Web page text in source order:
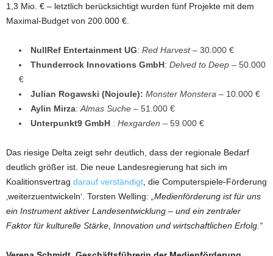
1,3 Mio. € – letztlich berücksichtigt wurden fünf Projekte mit dem
Maximal-Budget von 200.000 €.
NullRef Entertainment UG: Red Harvest– 30.000 €
Thunderrock Innovations GmbH: Delved to Deep – 50.000
€
Julian Rogawski (Nojoule): Monster Monstera – 10.000 €
Aylin Mirza: Almas Suche – 51.000 €
Unterpunkt9 GmbH : Hexgarden – 59.000 €
Das riesige Delta zeigt sehr deutlich, dass der regionale Bedarf
deutlich größer ist. Die neue Landesregierung hat sich im
Koalitionsvertrag darauf verständigt , die Computerspiele-Förderung
‚weiterzuentwickeln‘. Torsten Welling:
„Medienförderung ist für uns
ein Instrument aktiver Landesentwicklung – und ein zentraler
Faktor für kulturelle Stärke, Innovation und wirtschaftlichen Erfolg.“